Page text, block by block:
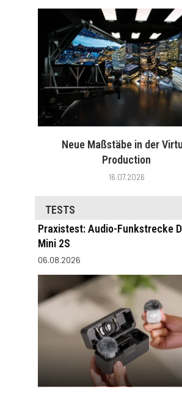
Neue Maßstäbe in der
Production
16.07.2026
TESTS
Praxistest: Audio-Funkstrecke
Mini 2S
06.08.2026